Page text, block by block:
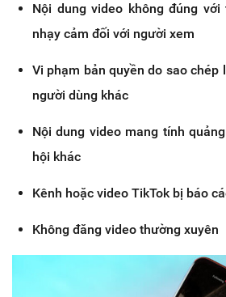
Nội dung video không đúng
nhạy cảm đối với người xem
Vi phạm bản quyền do sao chép
người dùng khác
Nội dung video mang tính
hội khác
Kênh hoặc video TikTok bị báo
Không đăng video thường xuyên